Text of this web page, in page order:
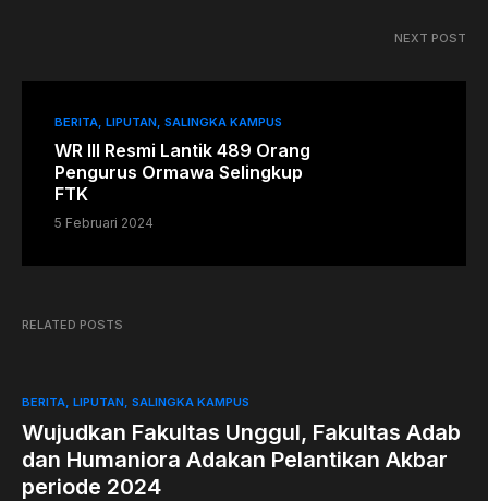
NEXT POST
BERITA LIPUTAN SALINGKA KAMPUS
WR III Resmi Lantik 489 Orang
Pengurus Ormawa Selingkup
FTK
5 Februari 2024
RELATED POSTS
BERITA LIPUTAN SALINGKA KAMPUS
Wujudkan Fakultas Unggul, Fakultas Adab
dan Humaniora Adakan Pelantikan Akbar
periode 2024